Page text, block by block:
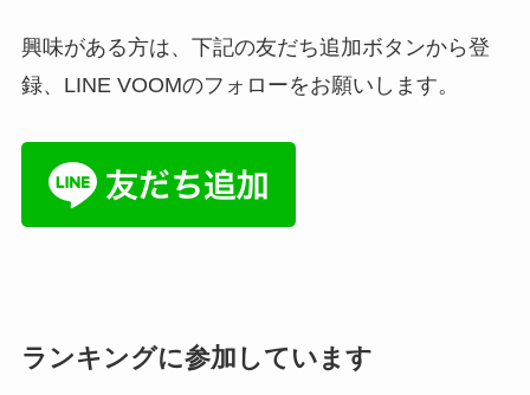
興味がある方は、下記の友だち追加ボタンから登
録、LINE VOOMのフォローをお願いします。
ランキングに参加しています